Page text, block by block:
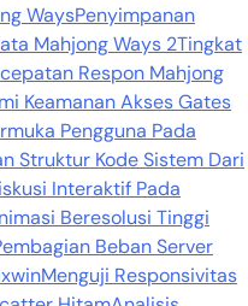
WaysPenyimpanan
Mahjong Ways 2Tingkat
Respon Mahjong
Keamanan Akses Gates
Pengguna Pada
Struktur Kode Sistem Dari
Interaktif Pada
Beresolusi Tinggi
Beban Server
Menguji Responsivitas